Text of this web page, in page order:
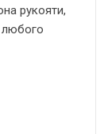
рукояти,
любого